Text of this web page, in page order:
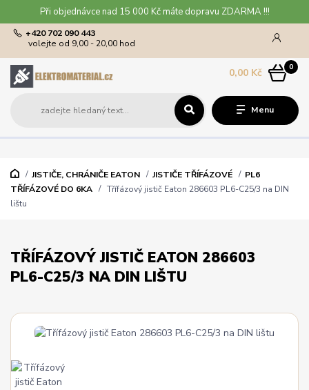
Při objednávce nad 15 000 Kč máte dopravu ZDARMA !!!
Menu
+420 702 090 443
volejte od 9,00 - 20,00 hod
0
0,00 Kč
JISTIČE, CHRÁNIČE EATON JISTIČE TŘÍFÁZOVÉ
PL6
TŘÍFÁZOVÉ DO 6KA
Třífázový jistič Eaton 286603 PL6-C25/3 na DIN
lištu
TŘÍFÁZOVÝ JISTIČ EATON 286603
PL6-C25/3 NA DIN LIŠTU